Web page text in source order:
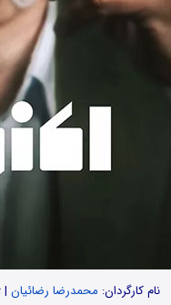
نام کارگردان: محمدرضا رضائیان|